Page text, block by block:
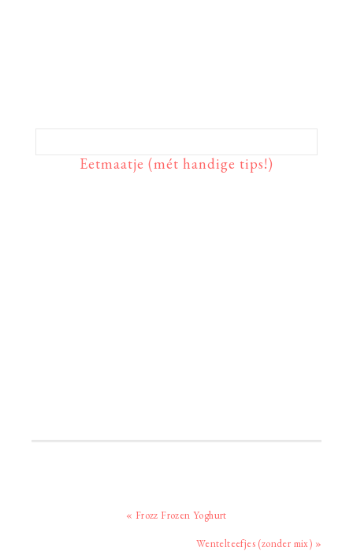
Eetmaatje (mét handige tips!)
Vorig
« Frozz Frozen Yoghurt
Volgend
Wentelteefjes (zonder mix) »